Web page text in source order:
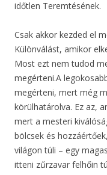
időtlen Teremtésének.
Csak akkor kezded el
Különválást, amikor
Most ezt nem tudod
megérteni.A
megérteni, mert még
körülhatárolva. Ez az,
mert a mesteri
bölcsek és
világon túli – egy
itteni zűrzavar felhőin